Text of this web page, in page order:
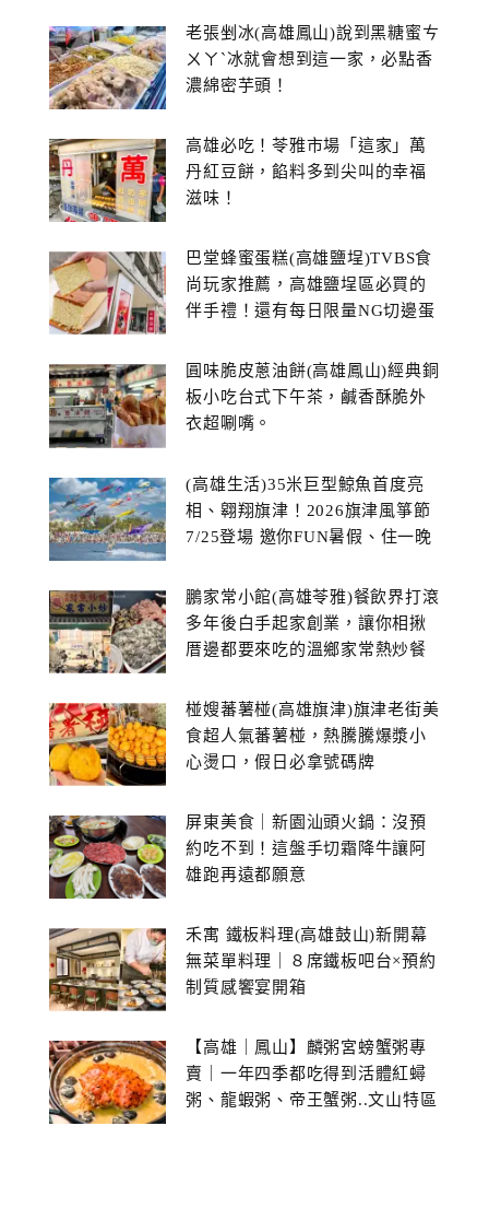
老張剉冰(高雄鳳山)說到黑糖蜜ㄘ
ㄨㄚˋ冰就會想到這一家，必點香
濃綿密芋頭！
高雄必吃！苓雅市場「這家」萬
丹紅豆餅，餡料多到尖叫的幸福
滋味！
巴堂蜂蜜蛋糕(高雄鹽埕)TVBS食
尚玩家推薦，高雄鹽埕區必買的
伴手禮！還有每日限量NG切邊蛋
圓味脆皮蔥油餅(高雄鳳山)經典銅
板小吃台式下午茶，鹹香酥脆外
衣超唰嘴。
(高雄生活)35米巨型鯨魚首度亮
相、翱翔旗津！2026旗津風箏節
7/25登場 邀你FUN暑假、住一晚
鵬家常小館(高雄苓雅)餐飲界打滾
多年後白手起家創業，讓你相揪
厝邊都要來吃的溫鄉家常熱炒餐
椪嫂蕃薯椪(高雄旗津)旗津老街美
食超人氣蕃薯椪，熱騰騰爆漿小
心燙口，假日必拿號碼牌
屏東美食｜新園汕頭火鍋：沒預
約吃不到！這盤手切霜降牛讓阿
雄跑再遠都願意
禾寓 鐵板料理(高雄鼓山)新開幕
無菜單料理｜８席鐵板吧台×預約
制質感饗宴開箱
【高雄｜鳳山】麟粥宮螃蟹粥專
賣｜一年四季都吃得到活體紅蟳
粥、龍蝦粥、帝王蟹粥..文山特區